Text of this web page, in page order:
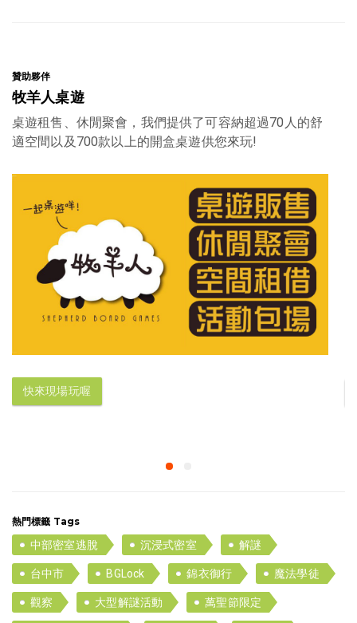
贊助夥伴
牧羊人桌遊
桌遊租售、休閒聚會，我們提供了可容納超過70人的舒
適空間以及700款以上的開盒桌遊供您來玩!
快來現場玩喔
熱門標籤 Tags
中部密室逃脫 沉浸式密室 解謎
台中市 BGLock 錦衣御行 魔法學徒
觀察 大型解謎活動 萬聖節限定